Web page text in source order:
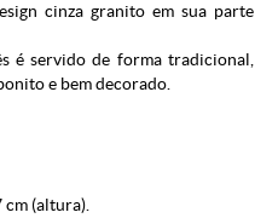
cinza granito em sua parte
é servido de forma tradicional,
e bem decorado.
(altura).